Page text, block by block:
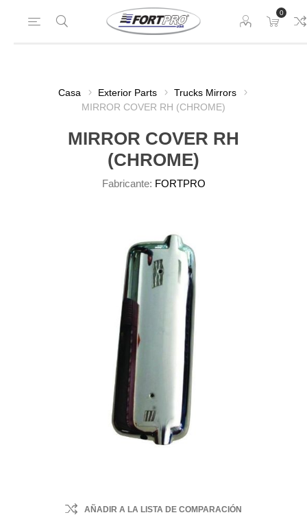
0
Casa Exterior Parts
Trucks Mirrors
MIRROR COVER RH (CHROME)
MIRROR COVER RH
(CHROME)
Fabricante: FORTPRO
AÑADIR A LA LISTA DE COMPARACIÓN